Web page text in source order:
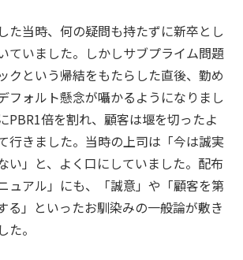
た当時、何の疑問も持たずに新卒とし
ていました。しかしサブプライム問題
クという帰結をもたらした直後、勤め
フォルト懸念が囁かるようになりまし
PBR1倍を割れ、顧客は堰を切ったよ
行きました。当時の上司は「今は誠実
い」と、よく口にしていました。配布
ュアル」にも、「誠意」や「顧客を第
る」といったお馴染みの一般論が敷き
。